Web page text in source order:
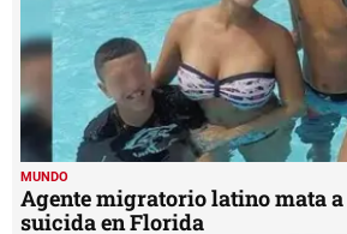
MUNDO
Agente migratorio latino mata
suicida en Florida